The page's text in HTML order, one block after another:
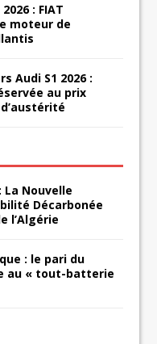
: FIAT
moteur de
Audi S1 2026 :
au prix
La Nouvelle
Décarbonée
l’Algérie
: le pari du
au « tout-batterie